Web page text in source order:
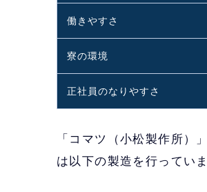
働きやすさ
寮の環境
正社員のなりやすさ
「コマツ（小松製作所）
は以下の製造を行っていま